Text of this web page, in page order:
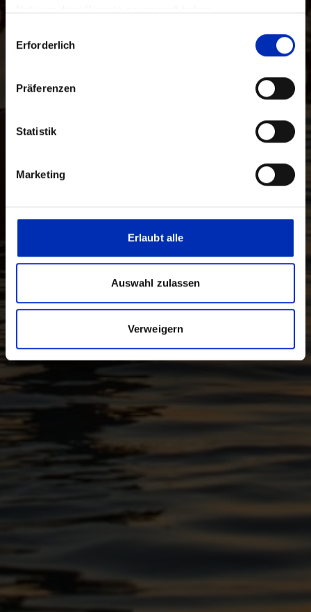
Auswahl
mitErforderlich
Präferenzen
Statistik
Marketing
Erlaubt alle
Auswahl zulassen
Verweigern